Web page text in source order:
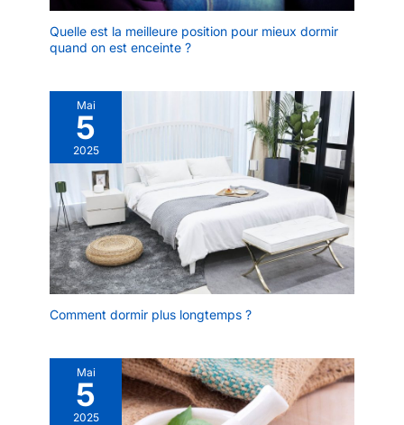
Quelle est la meilleure position pour mieux dormir
quand on est enceinte ?
Mai
5
2025
Comment dormir plus longtemps ?
Mai
5
2025